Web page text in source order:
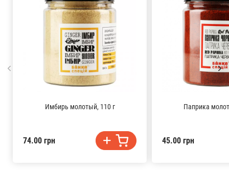
Имбирь молотый, 110 г
74.00 грн
Паприка
45.00 грн